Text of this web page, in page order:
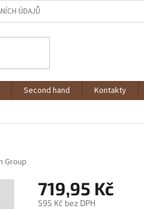
ÚDAJŮ
Second hand Kontakty
Group
719,95 Kč
595 Kč bez DPH